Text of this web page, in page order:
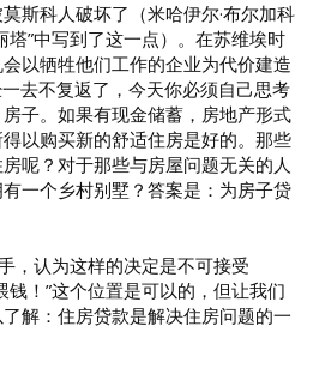
斯科人破坏了（米哈伊尔·布尔加科
塔”中写到了这一点）。在苏维埃时
以牺牲他们工作的企业为代价建造
去不复返了，今天你必须自己思考
子。如果有现金储蓄，房地产形式
以购买新的舒适住房是好的。那些
呢？对于那些与房屋问题无关的人
一个乡村别墅？答案是：为房子贷
，认为这样的决定是不可接受
钱！”这个位置是可以的，但让我们
解：住房贷款是解决住房问题的一